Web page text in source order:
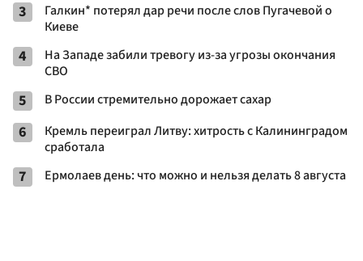
3
Галкин* потерял дар речи после слов Пугачевой о
Киеве
4
На Западе забили тревогу из-за угрозы окончания
СВО
5 В России стремительно дорожает сахар
6
Кремль переиграл Литву: хитрость с Калининградом
сработала
7 Ермолаев день: что можно и нельзя делать 8 августа